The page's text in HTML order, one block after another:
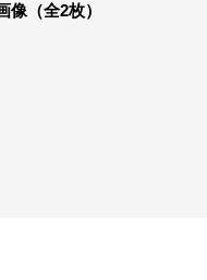
像（全2枚）